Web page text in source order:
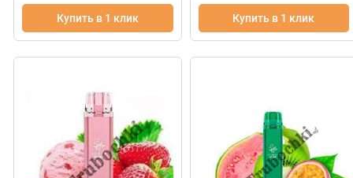
Купить в 1 клик Купить в 1 клик